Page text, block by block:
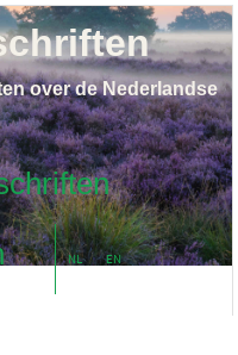
NL EN
over de Nederlandse